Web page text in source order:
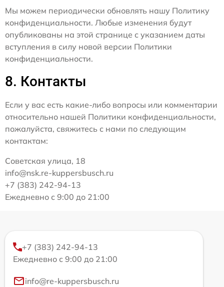
Мы можем периодически обновлять нашу Политику
конфиденциальности. Любые изменения будут
опубликованы на этой странице с указанием даты
вступления в силу новой версии Политики
конфиденциальности.
8. Контакты
Если у вас есть какие-либо вопросы или комментарии
относительно нашей Политики конфиденциальности,
пожалуйста, свяжитесь с нами по следующим
контактам:
Советская улица, 18
info@nsk.re-kuppersbusch.ru
+7 (383) 242-94-13
Ежедневно с 9:00 до 21:00
+7 (383) 242-94-13
Ежедневно с 9:00 до 21:00
info@re-kuppersbusch.ru